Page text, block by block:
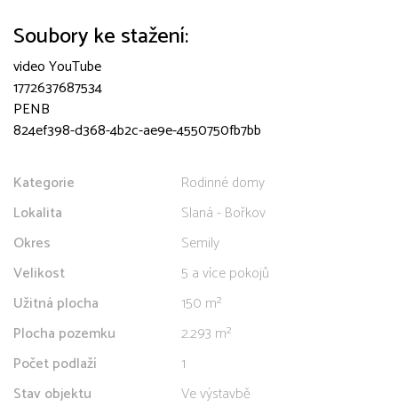
Soubory ke stažení:
video YouTube
1772637687534
PENB
824ef398-d368-4b2c-ae9e-4550750fb7bb
Kategorie
Rodinné domy
Lokalita
Slaná - Bořkov
Okres
Semily
Velikost
5 a více pokojů
Užitná plocha
150 m²
Plocha pozemku
2.293 m²
Počet podlaží
1
Stav objektu
Ve výstavbě